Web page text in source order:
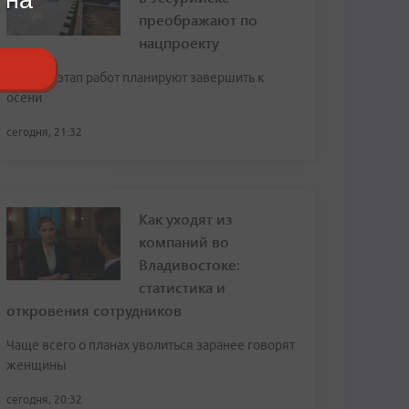
преображают по
нацпроекту
Первый этап работ планируют завершить к
осени
сегодня, 21:32
Как уходят из
компаний во
Владивостоке:
статистика и
откровения сотрудников
Чаще всего о планах уволиться заранее говорят
женщины
сегодня, 20:32